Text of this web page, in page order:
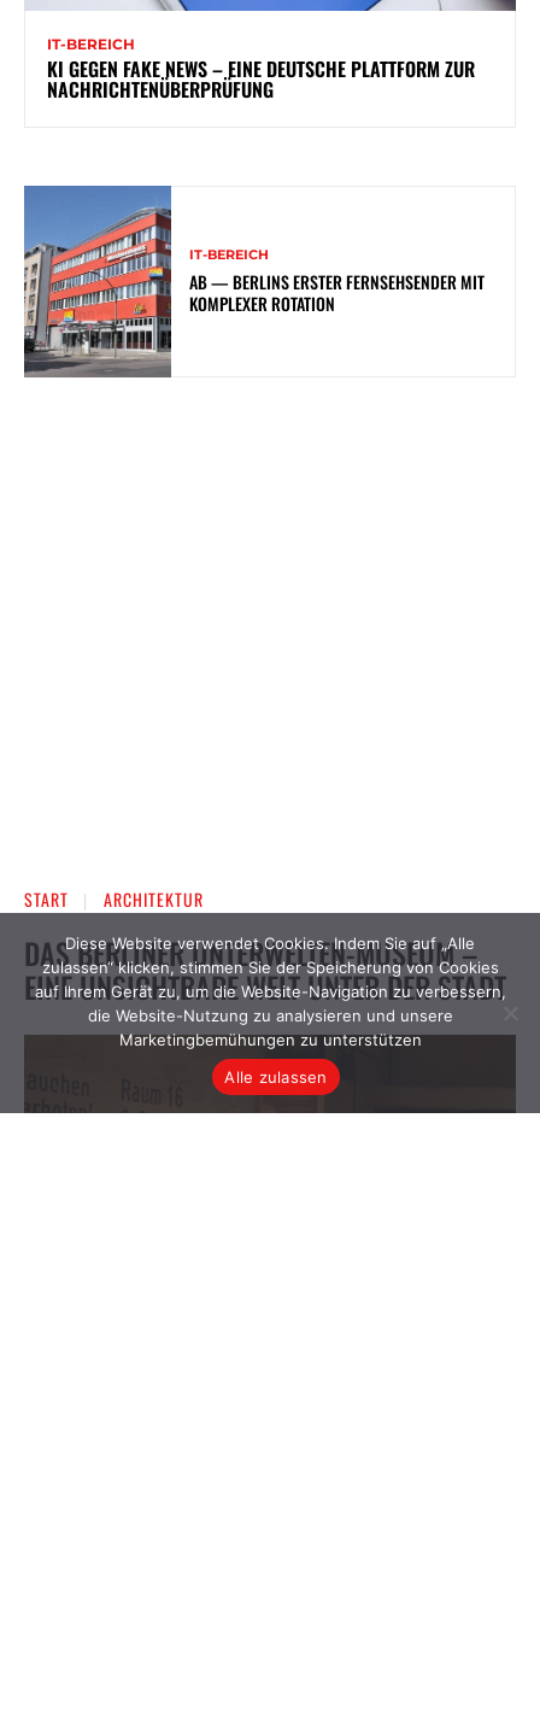
IT-BEREICH
KI GEGEN FAKE NEWS – EINE DEUTSCHE PLATTFORM ZUR
NACHRICHTENÜBERPRÜFUNG
IT-BEREICH
AB — BERLINS ERSTER FERNSEHSENDER MIT
KOMPLEXER ROTATION
Diese Website verwendet Cookies. Indem Sie auf „Alle
zulassen“ klicken, stimmen Sie der Speicherung von Cookies
auf Ihrem Gerät zu, um die Website-Navigation zu verbessern,
die Website-Nutzung zu analysieren und unsere
Marketingbemühungen zu unterstützen
Alle zulassen